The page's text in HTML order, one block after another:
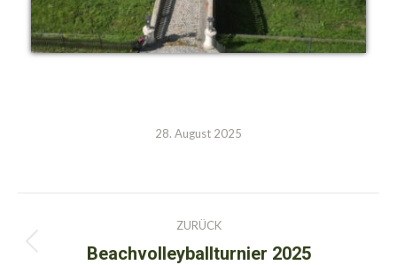
28. August 2025
Kommentarnavigation
ZURÜCK
Vorheriger
Beachvolleyballturnier 2025